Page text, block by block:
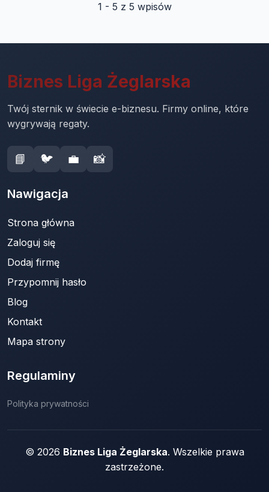
1 - 5 z 5 wpisów
Biznes Liga Żeglarska
Twój sternik w świecie e-biznesu. Firmy online, które
wygrywają regaty.
📘 🐦 💼 📸
Nawigacja
Strona główna
Zaloguj się
Dodaj firmę
Przypomnij hasło
Blog
Kontakt
Mapa strony
Regulaminy
Polityka prywatności
© 2026 Biznes Liga Żeglarska. Wszelkie prawa
zastrzeżone.